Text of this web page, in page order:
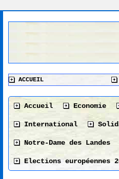
ACCUEIL
Accueil Economie
International
Notre-Dame des Landes
Elections européennes